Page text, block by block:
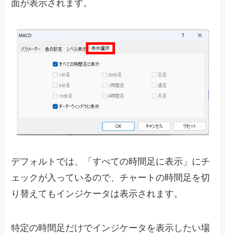
面が表示されます。
デフォルトでは、「すべての時間足に表示」にチ
ェックが入っているので、チャートの時間足を切
り替えてもインジケータは表示されます。
特定の時間足だけでインジケータを表示したい場